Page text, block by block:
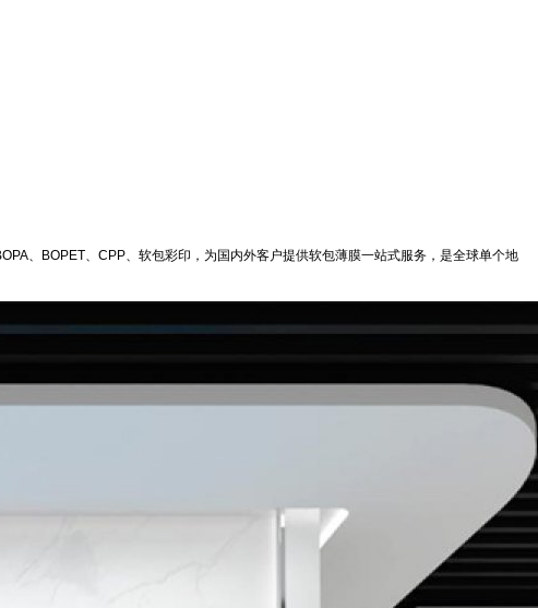
、BOPET、CPP、软包彩印，为国内外客户提供软包薄膜一站式服务，是全球单个地